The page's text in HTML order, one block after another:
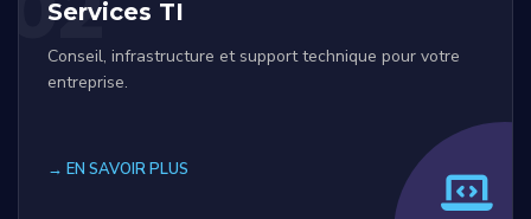
Services TI
Conseil, infrastructure et support technique pour votre
entreprise.
→ EN SAVOIR PLUS